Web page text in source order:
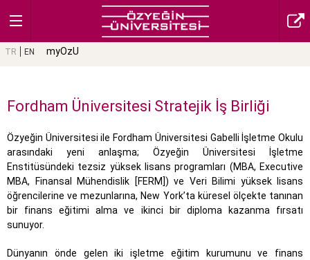
TR EN myOzU
Fordham Üniversitesi Stratejik İş Birliği
Özyeğin Üniversitesi ile Fordham Üniversitesi Gabelli İşletme Okulu
arasındaki yeni anlaşma; Özyeğin Üniversitesi İşletme
Enstitüsündeki tezsiz yüksek lisans programları (MBA, Executive
MBA, Finansal Mühendislik [FERM]) ve Veri Bilimi yüksek lisans
öğrencilerine ve mezunlarına, New York’ta küresel ölçekte tanınan
bir finans eğitimi alma ve ikinci bir diploma kazanma fırsatı
sunuyor.
Dünyanın önde gelen iki işletme eğitim kurumunu ve finans